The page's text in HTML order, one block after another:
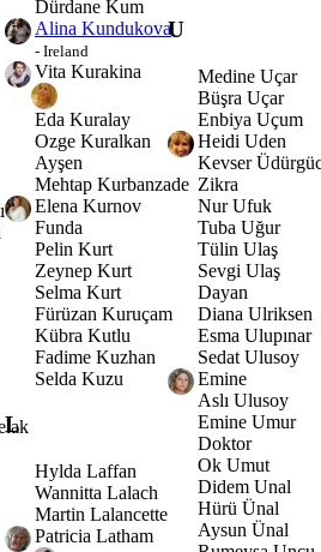
Dürdane Kum
Alina Kundukova
- Ireland
Vita Kurakina
Eda Kuralay
Ozge Kuralkan
Ayşen
Mehtap Kurbanzade
Elena Kurnov
Funda
Pelin Kurt
Zeynep Kurt
Selma Kurt
Fürüzan Kuruçam
Kübra Kutlu
Fadime Kuzhan
Selda Kuzu
L
Hylda Laffan
Wannitta Lalach
Martin Lalancette
Patricia Latham
U
Medine Uçar
Büşra Uçar
Enbiya Uçum
Heidi Uden
Kevser
Zikra
Nur Ufuk
Tuba Uğur
Tülin Ulaş
Sevgi Ulaş
Dayan
Diana Ulriksen
Esma Ulupınar
Sedat Ulusoy
Emine
Aslı Ulusoy
Emine Umur
Doktor
Ok Umut
Didem Unal
Hürü Ünal
Aysun Ünal